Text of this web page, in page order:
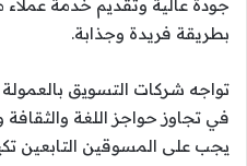
جودة عالية وتقديم خدمة عملاء
بطريقة فريدة وجذابة.
تواجه شركات التسويق
في تجاوز حواجز اللغة والثقافة
يجب على المسوقين التابعين